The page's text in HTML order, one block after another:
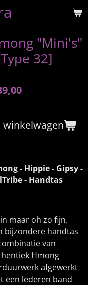
"Mini's"
32]
winkelwagen
- Hippie - Gipsy -
- Handtas
maar oh zo fijn.
bijzondere handtas
van
Hmong
afgewerkt
een lederen band